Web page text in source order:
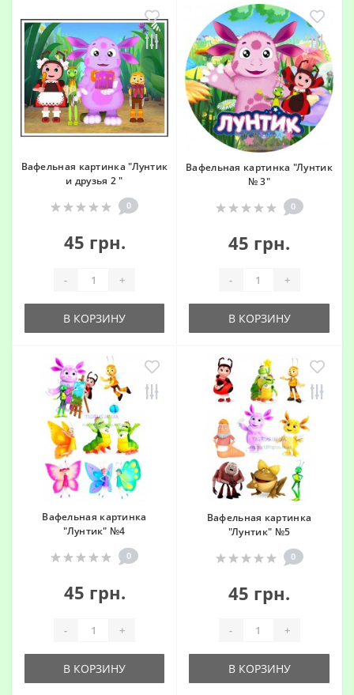
Вафельная картинка "Лунтик
и друзья 2 "
0
45 грн.
- +
В КОРЗИНУ
Вафельная картинка "Лунтик
№ 3"
0
45 грн.
- +
В КОРЗИНУ
Вафельная картинка
"Лунтик" №4
0
45 грн.
- +
В КОРЗИНУ
Вафельная картинка
"Лунтик" №5
0
45 грн.
- +
В КОРЗИНУ